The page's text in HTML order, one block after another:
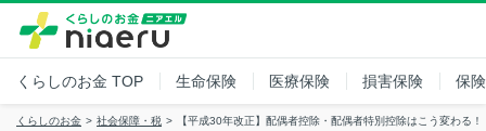
くらしのお金 TOP 生命保険 医療保険 損害保険 保
くらしのお金 社会保障・税 【平成30年改正】配偶者控除・配偶者特別控除はこう変わる！